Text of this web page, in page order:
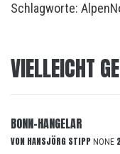
Schlagworte: Alpen
VIELLEICHT
BONN-HANGELAR
VON HANSJÖRG STIPP NONE